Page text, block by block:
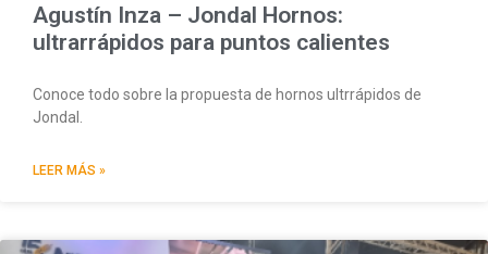
Agustín Inza – Jondal Hornos:
ultrarrápidos para puntos calientes
Conoce todo sobre la propuesta de hornos ultrrápidos de
Jondal.
LEER MÁS »